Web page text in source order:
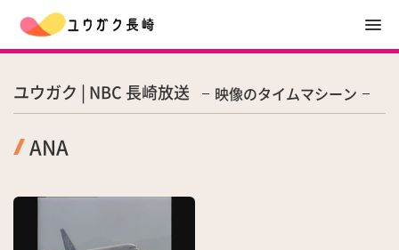
ユウガク | NBC 長崎放送 映像のタイムマシーン
ANA